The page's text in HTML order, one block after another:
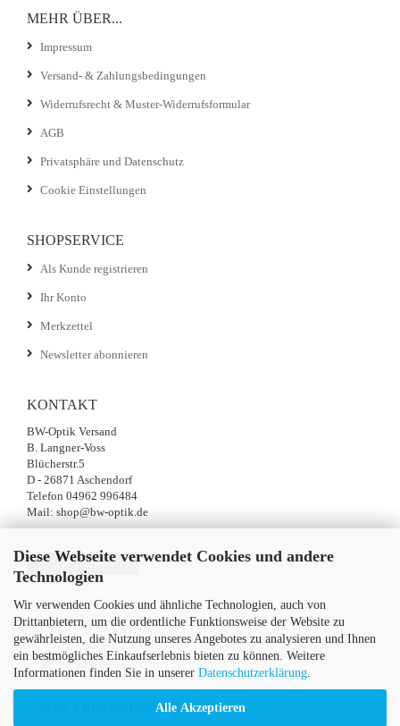
Diese Webseite verwendet Cookies und andere
Technologien
Wir verwenden Cookies und ähnliche Technologien, auch von
Drittanbietern, um die ordentliche Funktionsweise der Website zu
gewährleisten, die Nutzung unseres Angebotes zu analysieren und Ihnen
ein bestmögliches Einkaufserlebnis bieten zu können. Weitere
Informationen finden Sie in unserer Datenschutzerklärung
Alle Akzeptieren
MEHR ÜBER...
Impressum
Versand- & Zahlungsbedingungen
Widerrufsrecht & Muster-Widerrufsformular
AGB
Privatsphäre und Datenschutz
Cookie Einstellungen
SHOPSERVICE
Als Kunde registrieren
Ihr Konto
Merkzettel
Newsletter abonnieren
KONTAKT
BW-Optik Versand
B. Langner-Voss
Blücherstr.5
D - 26871 Aschendorf
Telefon 04962 996484
Mail: shop@bw-optik.de
Vertrag widerrufen
SICHER EINKAUFEN MIT
WIR VERSENDEN MIT